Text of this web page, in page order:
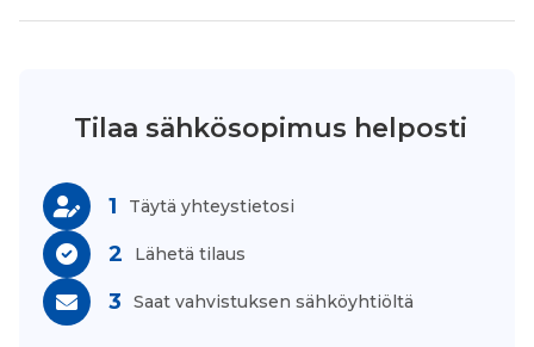
Tilaa sähkösopimus helposti
1 Täytä yhteystietosi
2 Lähetä tilaus
3 Saat vahvistuksen sähköyhtiöltä